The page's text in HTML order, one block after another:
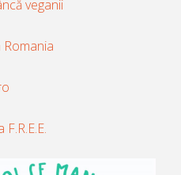
veganii
Romania